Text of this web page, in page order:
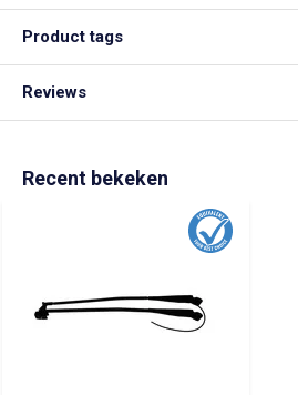
Product tags
Reviews
Recent bekeken